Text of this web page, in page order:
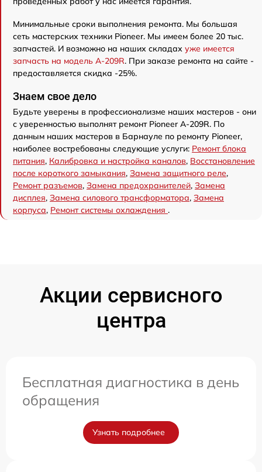
Минимальные сроки выполнения ремонта. Мы большая
сеть мастерских техники Pioneer. Мы имеем более 20 тыс.
запчастей. И возможно на наших складах уже имеется
запчасть на модель A-209R. При заказе ремонта на сайте -
предоставляется скидка -25%.
Знаем свое дело
Будьте уверены в профессионализме наших мастеров - они
с уверенностью выполнят ремонт Pioneer A-209R. По
данным наших мастеров в Барнауле по ремонту Pioneer,
наиболее востребованы следующие услуги: Ремонт блока
питания, Калибровка и настройка каналов, Восстановление
после короткого замыкания, Замена защитного реле,
Ремонт разъемов, Замена предохранителей, Замена
дисплея, Замена силового трансформатора, Замена
корпуса, Ремонт системы охлаждения .
Акции сервисного
центра
Бесплатная диагностика в день
обращения
Узнать подробнее